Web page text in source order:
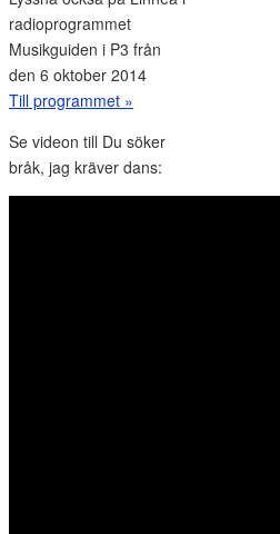
radioprogrammet
Musikguiden i P3 från
den 6 oktober 2014
Till programmet »
Se videon till Du söker
bråk, jag kräver dans: